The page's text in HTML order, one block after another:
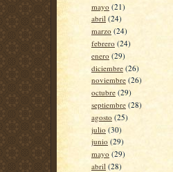
mayo (21)
abril (24)
marzo (24)
febrero (24)
enero (29)
diciembre (26)
noviembre (26)
octubre (29)
septiembre (28)
agosto (25)
julio (30)
junio (29)
mayo (29)
abril (28)